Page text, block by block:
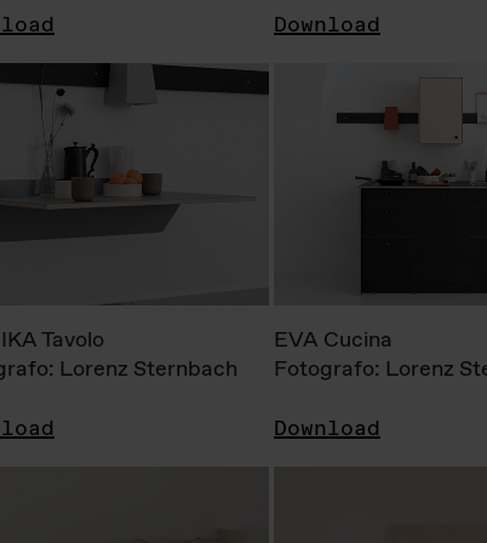
Download
Tavolo
Lorenz Sternbach
EVA Cucina
Fotografo: Lorenz
Download